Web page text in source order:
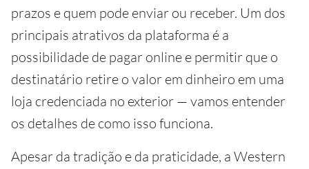
prazos e quem pode enviar ou receber. Um dos
principais atrativos da plataforma é a
possibilidade de pagar online e permitir que o
destinatário retire o valor em dinheiro em uma
loja credenciada no exterior — vamos entender
os detalhes de como isso funciona.
Apesar da tradição e da praticidade, a Western